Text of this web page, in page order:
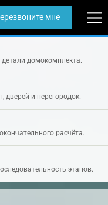
мне
домокомплекта.
дверей и перегородок.
расчёта.
этапов.